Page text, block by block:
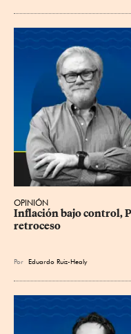
OPINIÓN
Inflación bajo control,
retroceso
Por Eduardo Ruiz-Healy